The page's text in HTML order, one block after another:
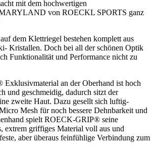
mit dem hochwertigen
von ROECKL SPORTS ganz
dem Klettriegel bestehen komplett aus
Kristallen. Doch bei all der schönen Optik
Funktionalität und Performance nicht zu
an der Oberhand ist hoch
und geschmeidig, dadurch sitzt der
zweite Haut. Dazu gesellt sich luftig-
Mesh für noch bessere Dehnbarkeit und
spielt ROECK-GRIP® seine
extrem griffiges Material voll aus und
aber überaus feinfühlige Verbindung zum